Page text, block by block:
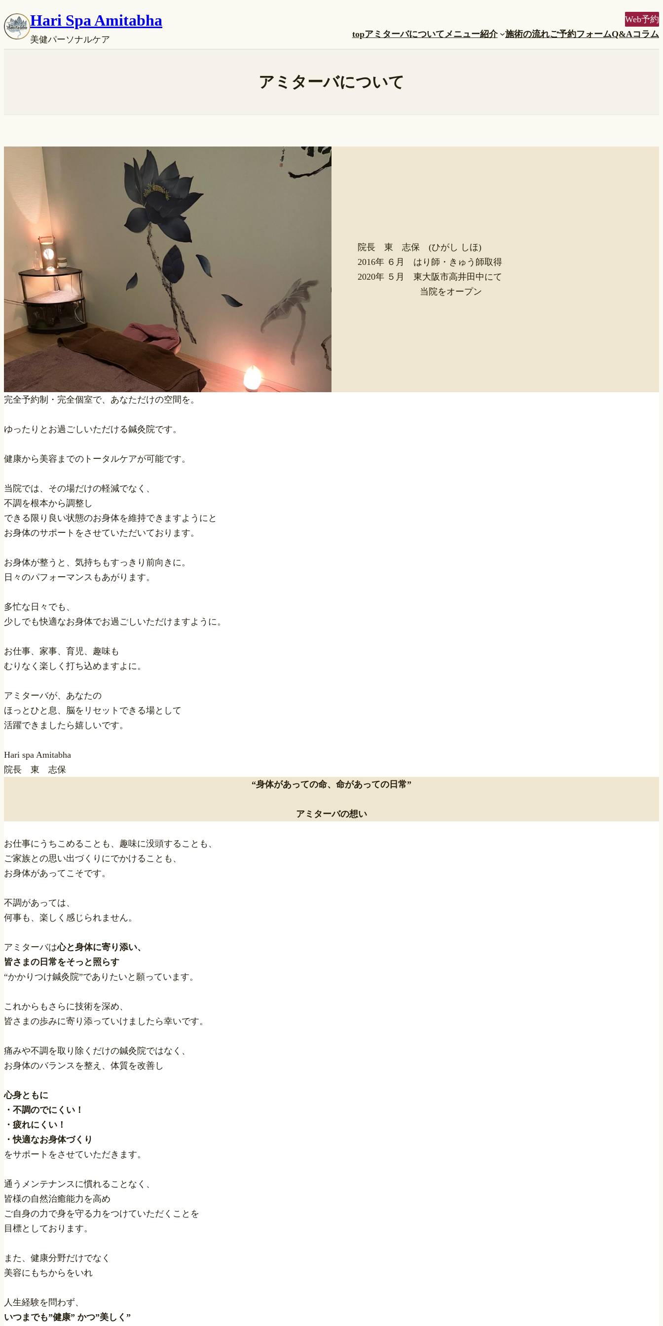
容
を
Hari Spa Amitabha
美健パーソナルケア
Web予約
topアミターバについて メニュー紹介 施術の流れご予約フォームQ&Aコラム
アミターバについて
院長 東 志保 (ひがし しほ)
2016年 ６月 はり師・きゅう師取得
2020年 ５月 東大阪市高井田中にて
当院をオープン
完全予約制・完全個室で、あなただけの空間を。
ゆったりとお過ごしいただける鍼灸院です。
健康から美容までのトータルケアが可能です。
当院では、その場だけの軽減でなく、
不調を根本から調整し
できる限り良い状態のお身体を維持できますようにと
お身体のサポートをさせていただいております。
お身体が整うと、気持ちもすっきり前向きに。
日々のパフォーマンスもあがります。
多忙な日々でも、
少しでも快適なお身体でお過ごしいただけますように。
お仕事、家事、育児、趣味も
むりなく楽しく打ち込めますよに。
アミターバが、あなたの
ほっとひと息、脳をリセットできる場として
活躍できましたら嬉しいです。
Hari spa Amitabha
院長 東 志保
“身体があっての命、 命があっての日常”
アミターバの想い
お仕事にうちこめることも、趣味に没頭することも、
ご家族との思い出づくりにでかけることも、
お身体があってこそです。
不調があっては、
何事も、楽しく感じられません。
アミターバは心と身体に寄り添い、
皆さまの日常をそっと照らす
“かかりつけ鍼灸院”でありたいと願っています。
これからもさらに技術を深め、
皆さまの歩みに寄り添っていけましたら幸いです。
痛みや不調を取り除くだけの鍼灸院ではなく、
お身体のバランスを整え、体質を改善し
心身ともに
・不調のでにくい！
・疲れにくい！
・快適なお身体づくり
をサポートをさせていただきます。
通うメンテナンスに慣れることなく、
皆様の自然治癒能力を高め
ご自身の力で身を守る力をつけていただくことを
目標としております。
また、健康分野だけでなく
美容にもちからをいれ
人生経験を問わず、
いつまでも”健康” かつ”美しく”